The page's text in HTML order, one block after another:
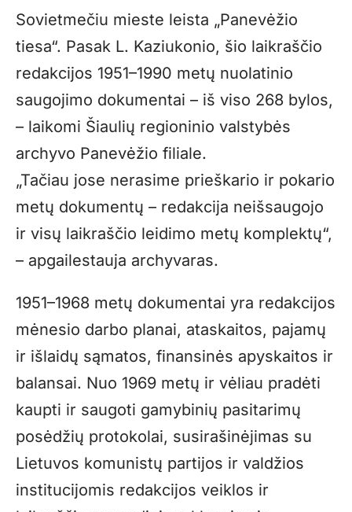
Sovietmečiu mieste leista „Panevėžio
tiesa“. Pasak L. Kaziukonio, šio laikraščio
redakcijos 1951–1990 metų nuolatinio
saugojimo dokumentai – iš viso 268 bylos,
– laikomi Šiaulių regioninio valstybės
archyvo Panevėžio filiale.
„Tačiau jose nerasime prieškario ir pokario
metų dokumentų – redakcija neišsaugojo
ir visų laikraščio leidimo metų komplektų“,
– apgailestauja archyvaras.
1951–1968 metų dokumentai yra redakcijos
mėnesio darbo planai, ataskaitos, pajamų
ir išlaidų sąmatos, finansinės apyskaitos ir
balansai. Nuo 1969 metų ir vėliau pradėti
kaupti ir saugoti gamybinių pasitarimų
posėdžių protokolai, susirašinėjimas su
Lietuvos komunistų partijos ir valdžios
institucijomis redakcijos veiklos ir